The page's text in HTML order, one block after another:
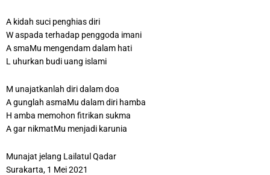
A kidah suci penghias diri
W aspada terhadap penggoda imani
A smaMu mengendam dalam hati
L uhurkan budi uang islami
M unajatkanlah diri dalam doa
A gunglah asmaMu dalam diri hamba
H amba memohon fitrikan sukma
A gar nikmatMu menjadi karunia
Munajat jelang Lailatul Qadar
Surakarta, 1 Mei 2021